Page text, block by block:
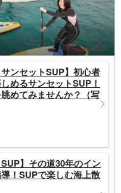
サンセットSUP】初心者
めるサンセットSUP！
めてみませんか？（写
SUP】その道30年のイン
！SUPで楽しむ海上散